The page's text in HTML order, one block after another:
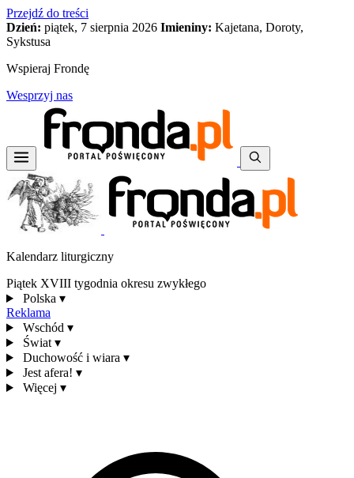
Przejdź do treści
Dzień: piątek, 7 sierpnia 2026 Imieniny: Kajetana, Doroty,
Sykstusa
Wspieraj Frondę
Wesprzyj nas
Kalendarz liturgiczny
Piątek XVIII tygodnia okresu zwykłego
Polska ▾
Reklama
Wschód ▾
Świat ▾
Duchowość i wiara ▾
Jest afera! ▾
Więcej ▾